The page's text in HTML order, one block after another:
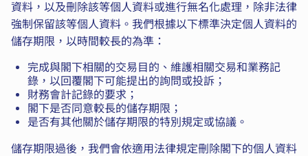
資料，以及刪除該等個人資料或進行無名化處理，除非法律
強制保留該等個人資料。我們根據以下標準決定個人資料的
儲存期限，以時間較長的為準：
完成與閣下相關的交易目的、維護相關交易和業務記
錄，以回覆閣下可能提出的詢問或投訴；
財務會計記錄的要求；
閣下是否同意較長的儲存期限；
是否有其他關於儲存期限的特別規定或協議。
儲存期限過後，我們會依適用法律規定刪除閣下的個人資料